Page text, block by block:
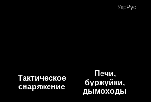
Укр Рус
Тактическое
снаряжение
Печи,
буржуйки,
дымоходы